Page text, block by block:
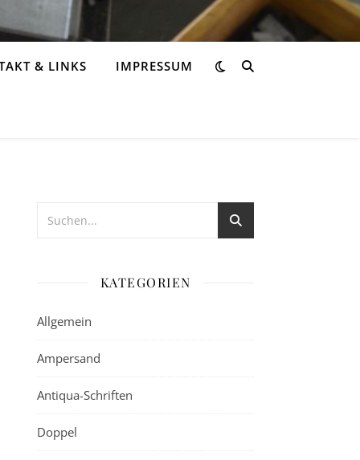
& LINKS IMPRESSUM
KATEGORIEN
Allgemein
Ampersand
Antiqua-Schriften
Doppel